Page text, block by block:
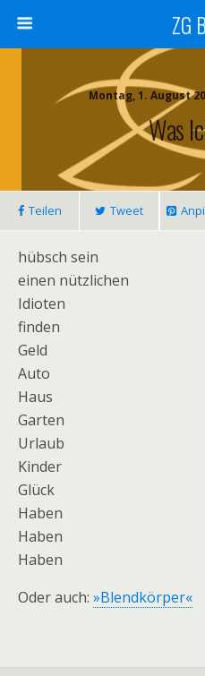
ZG
Montag, 1. August
Was
Teilen Tweet
hübsch sein
einen nützlichen
Idioten
finden
Geld
Auto
Haus
Garten
Urlaub
Kinder
Glück
Haben
Haben
Haben
Oder auch: »Blendkörper«